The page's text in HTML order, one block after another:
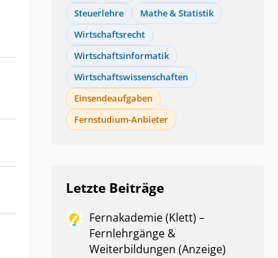
Steuerlehre
Mathe & Statistik
Wirtschaftsrecht
Wirtschaftsinformatik
Wirtschaftswissenschaften
Einsendeaufgaben
Fernstudium-Anbieter
Letzte Beiträge
Fernakademie (Klett) –
Fernlehrgänge &
Weiterbildungen (Anzeige)